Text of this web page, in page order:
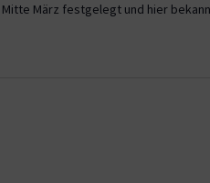
März festgelegt und hier